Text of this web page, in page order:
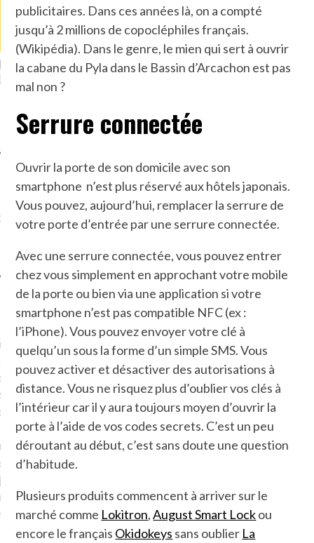
ATTACHÉS À LA
DE L’AMBASSADE
À PARIS. POURQUOI
UN GRONDIN FOURRÉ AUX
CHAMPIGNONS ET AUX
MES DERNIERS
SUR FACEBOOK
QUI MARCHE
journaliste à France
toujours aimé marcher.
conquis mais en
Je ne suis pas une
je le garde pour ce
je sens, j’entends, je
goûte et ceux que je
! Marcheuse des villes,
des ruines et des
publicitaires. Dans ces années là, on a compté
jusqu’à 2 millions de copocléphiles français.
(Wikipédia). Dans le genre, le mien qui sert à ouvrir
la cabane du Pyla dans le Bassin d’Arcachon est pas
mal non ?
Serrure connectée
Ouvrir la porte de son domicile avec son
smartphone n’est plus réservé aux hôtels japonais.
Vous pouvez, aujourd’hui, remplacer la serrure de
votre porte d’entrée par une serrure connectée.
Avec une serrure connectée, vous pouvez entrer
chez vous simplement en approchant votre mobile
de la porte ou bien via une application si votre
smartphone n’est pas compatible NFC (ex :
l’iPhone). Vous pouvez envoyer votre clé à
quelqu’un sous la forme d’un simple SMS. Vous
pouvez activer et désactiver des autorisations à
distance. Vous ne risquez plus d’oublier vos clés à
l’intérieur car il y aura toujours moyen d’ouvrir la
porte à l’aide de vos codes secrets. C’est un peu
déroutant au début, c’est sans doute une question
d’habitude.
Plusieurs produits commencent à arriver sur le
marché comme Lokitron,August Smart Lockou
encore le français Okidokeys sans oublier La